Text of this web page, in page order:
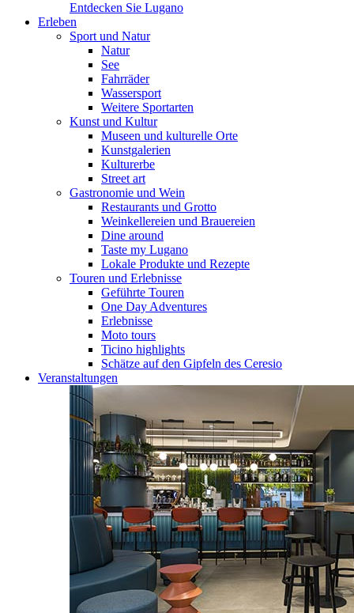
Entdecken Sie Lugano
Erleben
Sport und Natur
Natur
See
Fahrräder
Wassersport
Weitere Sportarten
Kunst und Kultur
Museen und kulturelle Orte
Kunstgalerien
Kulturerbe
Street art
Gastronomie und Wein
Restaurants und Grotto
Weinkellereien und Brauereien
Dine around
Taste my Lugano
Lokale Produkte und Rezepte
Touren und Erlebnisse
Geführte Touren
One Day Adventures
Erlebnisse
Moto tours
Ticino highlights
Schätze auf den Gipfeln des Ceresio
Veranstaltungen